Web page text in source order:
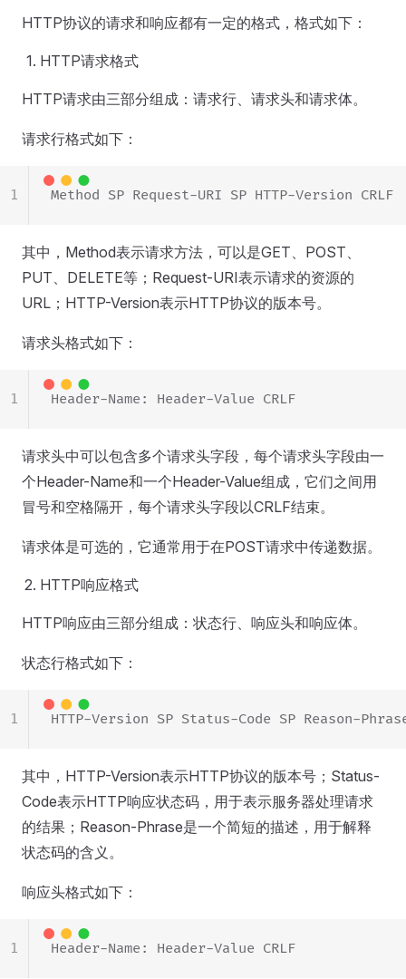
HTTP协议的请求和响应都有一定的格式，格式如下：
HTTP请求格式
HTTP请求由三部分组成：请求行、请求头和请求体。
请求行格式如下：
Method SP Request-URI SP HTTP-Version CRLF
1
其中，Method表示请求方法，可以是GET、POST、
PUT、DELETE等；Request-URI表示请求的资源的
URL；HTTP-Version表示HTTP协议的版本号。
请求头格式如下：
Header-Name: Header-Value CRLF
1
请求头中可以包含多个请求头字段，每个请求头字段由一
个Header-Name和一个Header-Value组成，它们之间用
冒号和空格隔开，每个请求头字段以CRLF结束。
请求体是可选的，它通常用于在POST请求中传递数据。
HTTP响应格式
HTTP响应由三部分组成：状态行、响应头和响应体。
状态行格式如下：
HTTP-Version SP Status-Code SP Reason-
1
其中，HTTP-Version表示HTTP协议的版本号；Status-
Code表示HTTP响应状态码，用于表示服务器处理请求
的结果；Reason-Phrase是一个简短的描述，用于解释
状态码的含义。
响应头格式如下：
Header-Name: Header-Value CRLF
1